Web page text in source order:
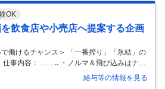
OK
飲食店や小売店へ提案する企画
働けるチャンス＞ 「一番搾り」「氷結」の
仕事内容： ……‥ ・ノルマ＆飛び込みはナ
リアの直行直帰・ ・フレックスタイム制 ・
Q】どんなお仕事？ 【A】すでにお付き合
給与等の情報を見る